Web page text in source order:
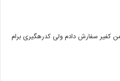
کفیر سفارش دادم ولی کدرهگیری برام